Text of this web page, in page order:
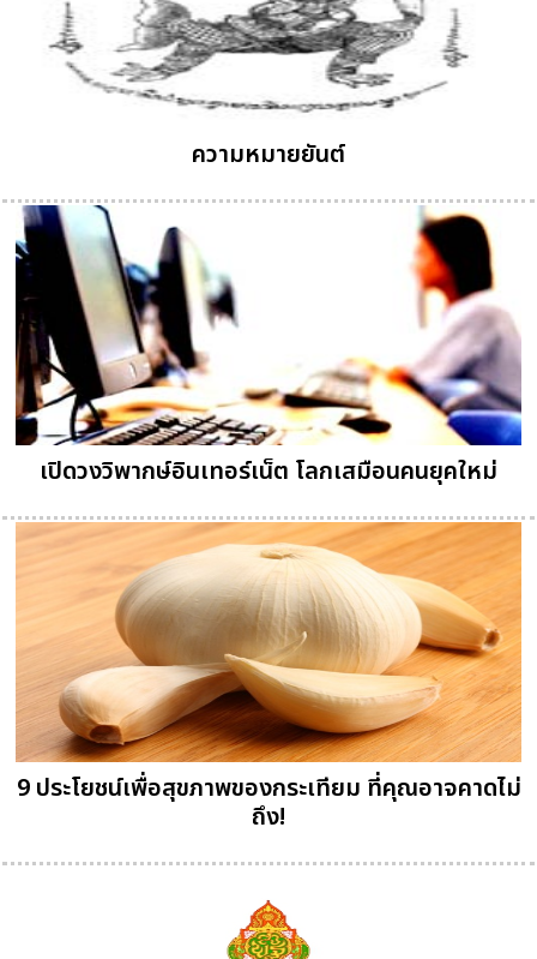
ความหมายยันต์
เปิดวงวิพากษ์อินเทอร์เน็ต โลกเสมือนคนยุคใหม่
9 ประโยชน์เพื่อสุขภาพของกระเทียม ที่คุณอาจคาดไม่
ถึง!